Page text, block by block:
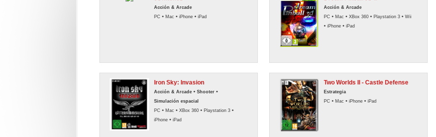
Acción & Arcade
PC • Mac • iPhone • iPad
Acción & Arcade
PC • Mac • XBox 360 • Playstation 3 • Wii
• iPhone • iPad
Iron Sky: Invasion
Acción & Arcade • Shooter •
Simulación espacial
PC • Mac • XBox 360 • Playstation 3 •
iPhone • iPad
Two Worlds II - Castle Defense
Estrategia
PC • Mac • iPhone • iPad